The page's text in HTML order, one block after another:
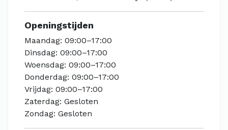
Openingstijden
Maandag: 09:00–17:00
Dinsdag: 09:00–17:00
Woensdag: 09:00–17:00
Donderdag: 09:00–17:00
Vrijdag: 09:00–17:00
Zaterdag: Gesloten
Zondag: Gesloten